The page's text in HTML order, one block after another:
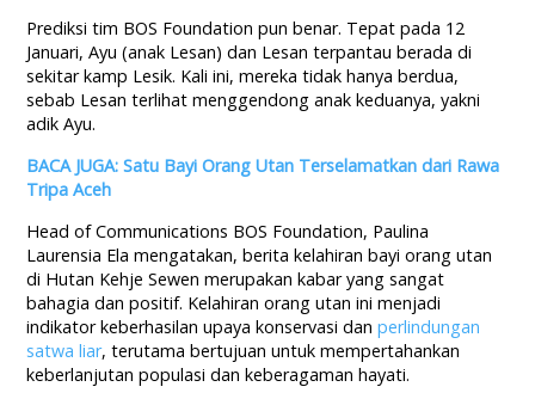
Prediksi tim BOS Foundation pun benar. Tepat pada 12
Januari, Ayu (anak Lesan) dan Lesan terpantau berada di
sekitar kamp Lesik. Kali ini, mereka tidak hanya berdua,
sebab Lesan terlihat menggendong anak keduanya, yakni
adik Ayu.
BACA JUGA: Satu Bayi Orang Utan Terselamatkan dari Rawa
Tripa Aceh
Head of Communications BOS Foundation, Paulina
Laurensia Ela mengatakan, berita kelahiran bayi orang utan
di Hutan Kehje Sewen merupakan kabar yang sangat
bahagia dan positif. Kelahiran orang utan ini menjadi
indikator keberhasilan upaya konservasi danperlindungan
satwa liar, terutama bertujuan untuk mempertahankan
keberlanjutan populasi dan keberagaman hayati.